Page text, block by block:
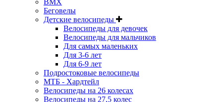
BMX
Беговелы
Детские велосипеды
Велосипеды для девочек
Велосипеды для мальчиков
Для самых маленьких
Для 3-6 лет
Для 6-9 лет
Подростоковые велосипеды
МТБ - Хардтейл
Велосипеды на 26 колесах
Велосипеды на 27,5 колес